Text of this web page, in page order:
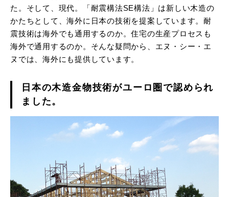
た。そして、現代。「耐震構法SE構法」は新しい木造の
かたちとして、海外に日本の技術を提案しています。耐
震技術は海外でも通用するのか。住宅の生産プロセスも
海外で通用するのか。そんな疑問から、エヌ・シー・エ
ヌでは、海外にも提供しています。
日本の木造金物技術がユーロ圏で認められ
ました。